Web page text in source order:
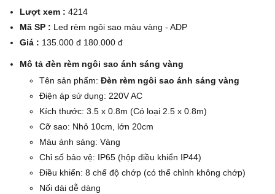
Lượt xem : 4214
Mã SP : Led rèm ngôi sao màu vàng - ADP
Giá : 135.000 đ 180.000 đ
Mô tả đèn rèm ngôi sao ánh sáng vàng
Tên sản phẩm: Đèn rèm ngôi sao ánh sáng vàng
Điện áp sử dụng: 220V AC
Kích thước: 3.5 x 0.8m (Có loại 2.5 x 0.8m)
Cỡ sao: Nhỏ 10cm, lớn 20cm
Màu ánh sáng: Vàng
Chỉ số bảo vệ: IP65 (hộp điều khiển IP44)
Điều khiển: 8 chế độ chớp (có thể chỉnh không chớp)
Nối dài dễ dàng